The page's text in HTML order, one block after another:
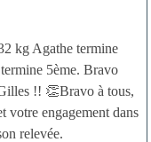
kg Agathe termine
5ème. Bravo
!! 👏Bravo à tous,
votre engagement dans
relevée.